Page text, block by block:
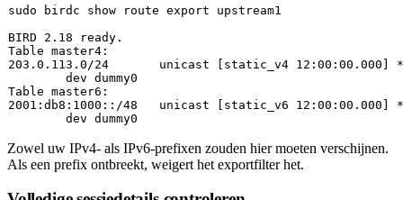
sudo birdc show route export
BIRD
2.18 ready
Table master4
203.0 .113 .0 /24 unicast [static_v4 12:00:00.000]
dev dummy0
Table master6
2001 : db8 : 1000 ::/48 unicast [static_v6 12:00:00.000]
dev dummy0
Zowel uw IPv4- als IPv6-prefixen zouden hier moeten verschijnen.
Als een prefix ontbreekt, weigert het exportfilter het.